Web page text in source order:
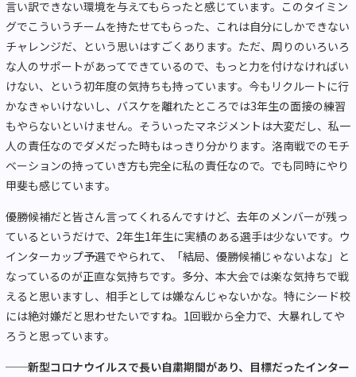
言い訳できない環境を与えてもらったと感じています。このタイミン
グでこういうチームを持たせてもらった、これは自分にしかできない
チャレンジだ、という思いはすごくあります。ただ、周りのいろいろ
な人のサポートがあってできているので、もっと力を付けなければい
けない、という初年度の気持ちも持っています。今もリクルートに行
かなきゃいけないし、バスケを離れたところでは3年生の面接の練習
もやらないといけません。そういったマネジメントは大変だし、私一
人の責任なのでダメだった時もはっきり分かります。洛南戦でのモチ
ベーションの持っていき方も完全に私の責任なので。でも同時にやり
甲斐も感じています。
優勝候補だと皆さん言ってくれるんですけど、去年のメンバーが残っ
ているというだけで、2年生1年生に実績のある選手は少ないです。ウ
インターカップ予選でやられて、「結局、優勝候補じゃないよな」と
なっているのが正直な気持ちです。多分、本大会では楽な気持ちで戦
えると思いますし、相手としては嫌なんじゃないかな。特にシード校
には絶対嫌だと思わせたいですね。1回戦から全力で、大暴れしてや
ろうと思っています。
──新型コロナウイルスで長い自粛期間があり、目標だったインター